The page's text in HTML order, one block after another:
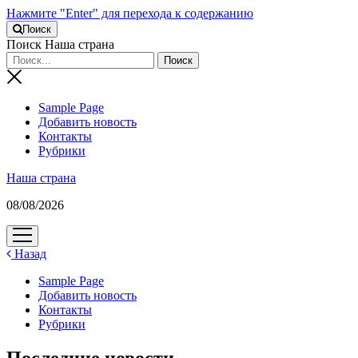
Нажмите "Enter" для перехода к содержанию
Поиск
Поиск Наша страна
Sample Page
Добавить новость
Контакты
Рубрики
Наша страна
08/08/2026
открыть
меню
Назад
Sample Page
Добавить новость
Контакты
Рубрики